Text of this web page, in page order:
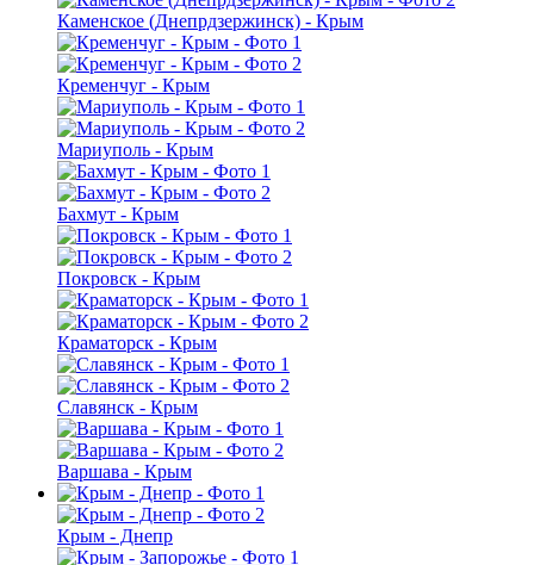
Каменское (Днепрдзержинск) - Крым
Кременчуг - Крым
Мариуполь - Крым
Бахмут - Крым
Покровск - Крым
Краматорск - Крым
Славянск - Крым
Варшава - Крым
Крым - Днепр